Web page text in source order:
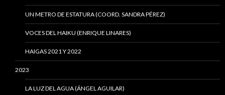
UN METRO DE ESTATURA (COORD. SANDRA PÉREZ)
VOCES DEL HAIKU (ENRIQUE LINARES)
HAIGAS 2021 Y 2022
2023
LA LUZ DEL AGUA (ÁNGEL AGUILAR)